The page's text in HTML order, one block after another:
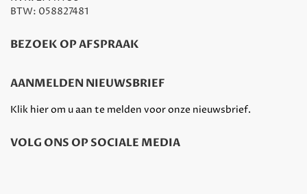
BTW: 058827481
BEZOEK OP AFSPRAAK
AANMELDEN NIEUWSBRIEF
Klik hier om u aan te melden voor onze nieuwsbrief.
VOLG ONS OP SOCIALE MEDIA